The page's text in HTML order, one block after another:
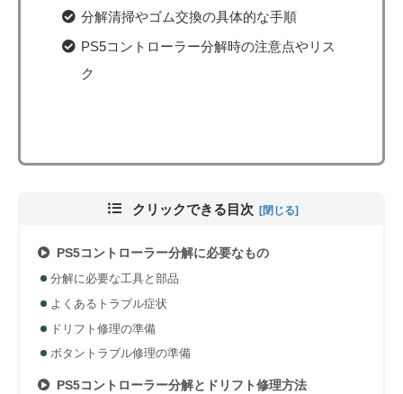
分解清掃やゴム交換の具体的な手順
PS5コントローラー分解時の注意点やリス
ク
クリックできる目次
PS5コントローラー分解に必要なもの
分解に必要な工具と部品
よくあるトラブル症状
ドリフト修理の準備
ボタントラブル修理の準備
PS5コントローラー分解とドリフト修理方法